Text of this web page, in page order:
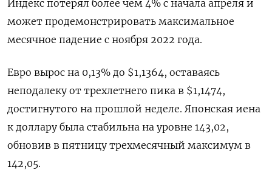
Индекс потерял более чем 4% с начала апреля и
может продемонстрировать максимальное
месячное падение с ноября 2022 года.
Евро вырос на 0,13% до $1,1364, оставаясь
неподалеку от трехлетнего пика в $1,1474,
достигнутого на прошлой неделе. Японская иена
к доллару была стабильна на уровне 143,02,
обновив в пятницу трехмесячный максимум в
142,05.